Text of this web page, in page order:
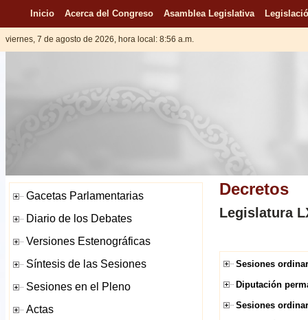
Inicio Acerca del Congreso Asamblea Legislativa
viernes, 7 de agosto de 2026, hora local: 8:56 a.m.
Decretos
Legislatura
Sesiones
Diputación
Sesiones